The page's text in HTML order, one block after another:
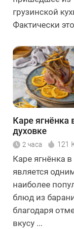
грузинской
Фактически
Каре ягнёнка
духовке
2 часа 121
Каре ягнёнка
является
наиболее
блюд из
благодаря
вкусу ...